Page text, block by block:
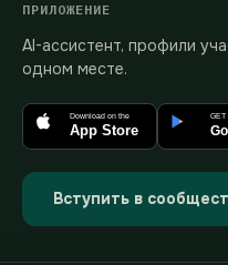
ПРИЛОЖЕНИЕ
AI-ассистент, профили
одном месте.
Download on the
App Store
GET
Вступить в